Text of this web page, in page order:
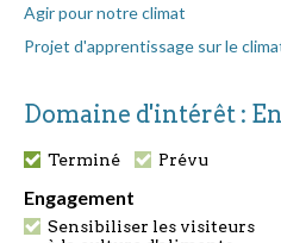
Agir pour notre climat
Projet d'apprentissage sur le
Domaine d'intérêt :
Terminé Prévu
Engagement
Sensibiliser les visiteurs